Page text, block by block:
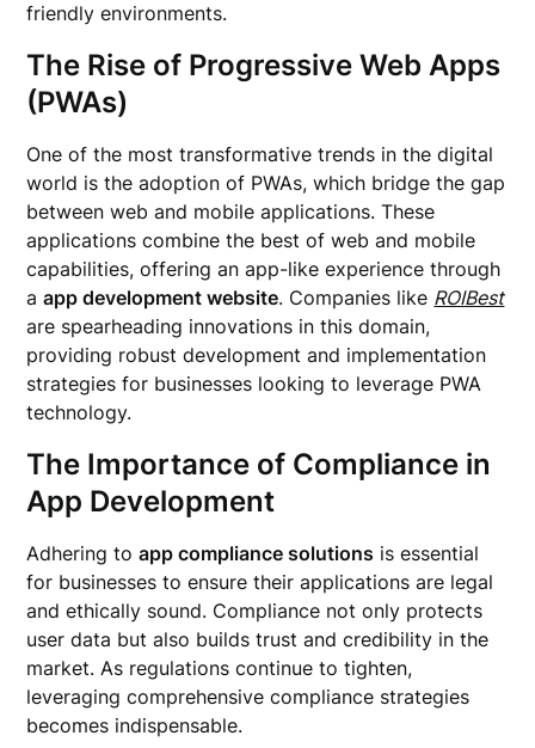
friendly environments.
The Rise of Progressive Web Apps
(PWAs)
One of the most transformative trends in the digital
world is the adoption of PWAs, which bridge the gap
between web and mobile applications. These
applications combine the best of web and mobile
capabilities, offering an app-like experience through
aapp development website. Companies like ROIBest
are spearheading innovations in this domain,
providing robust development and implementation
strategies for businesses looking to leverage PWA
technology.
The Importance of Compliance in
App Development
Adhering toapp compliance solutions is essential
for businesses to ensure their applications are legal
and ethically sound. Compliance not only protects
user data but also builds trust and credibility in the
market. As regulations continue to tighten,
leveraging comprehensive compliance strategies
becomes indispensable.